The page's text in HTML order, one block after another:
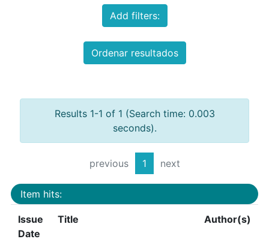
Add filters:
Ordenar resultados
Results 1-1 of 1 (Search time: 0.003
seconds).
previous 1 next
Item hits:
Issue
Date
Title Author(s)